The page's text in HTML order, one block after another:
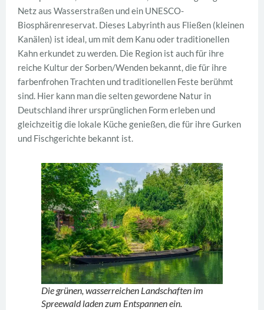
Netz aus Wasserstraßen und ein UNESCO-
Biosphärenreservat. Dieses Labyrinth aus Fließen (kleinen
Kanälen) ist ideal, um mit dem Kanu oder traditionellen
Kahn erkundet zu werden. Die Region ist auch für ihre
reiche Kultur der Sorben/Wenden bekannt, die für ihre
farbenfrohen Trachten und traditionellen Feste berühmt
sind. Hier kann man die selten gewordene Natur in
Deutschland ihrer ursprünglichen Form erleben und
gleichzeitig die lokale Küche genießen, die für ihre Gurken
und Fischgerichte bekannt ist.
Die grünen, wasserreichen Landschaften im
Spreewald laden zum Entspannen ein.